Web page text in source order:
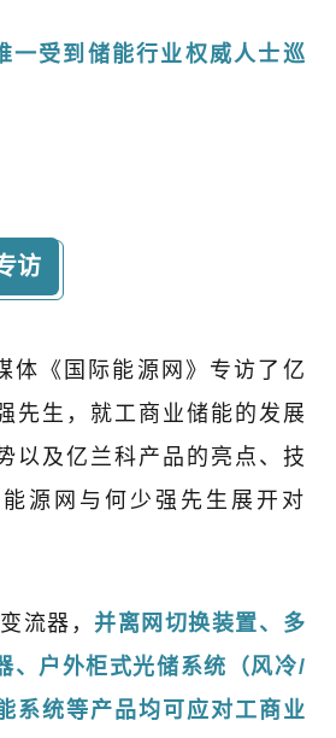
一受到储能行业权威人士巡
访
体《国际能源网》专访了亿
先生，就工商业储能的发展
以及亿兰科产品的亮点、技
源网与何少强先生展开对
流器， 并离网切换装置、多
、户外柜式光储系统（风冷/
系统等产品均可应对工商业